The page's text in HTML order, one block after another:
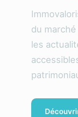
du
les